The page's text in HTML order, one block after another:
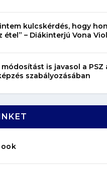
kulcskérdés, hogy
étel” – Diákinterjú Vona
is javasol a PSZ
szabályozásában